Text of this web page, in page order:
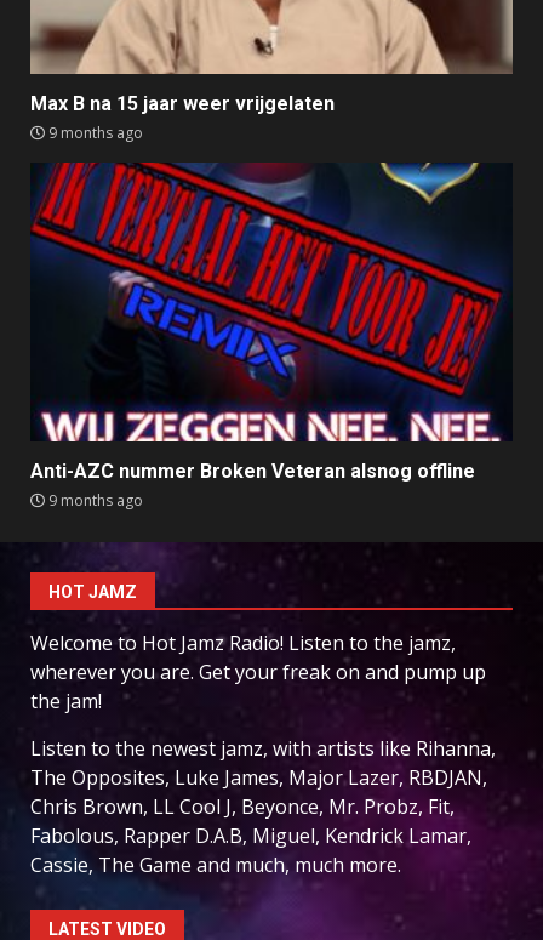
Max B na 15 jaar weer vrijgelaten
9 months ago
Anti-AZC nummer Broken Veteran alsnog offline
9 months ago
HOT JAMZ
Welcome to Hot Jamz Radio! Listen to the jamz,
wherever you are. Get your freak on and pump up
the jam!
Listen to the newest jamz, with artists like Rihanna,
The Opposites, Luke James, Major Lazer, RBDJAN,
Chris Brown, LL Cool J, Beyonce, Mr. Probz, Fit,
Fabolous, Rapper D.A.B, Miguel, Kendrick Lamar,
Cassie, The Game and much, much more.
LATEST VIDEO